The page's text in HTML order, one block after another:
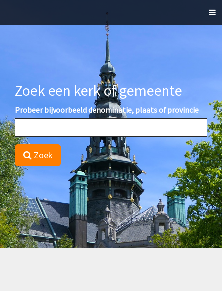
Zoek een kerk of gemeente
Probeer bijvoorbeeld denominatie, plaats of provincie
Zoek